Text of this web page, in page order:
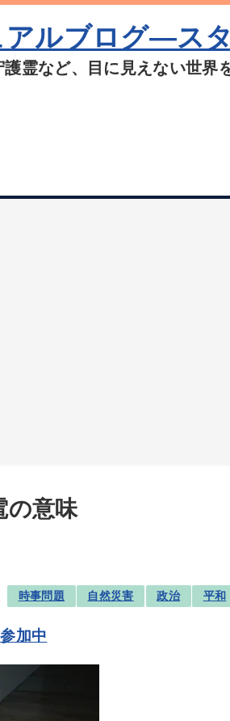
ルブログ―ス
霊など、目に見えない世界
の意味
時事問題 自然災害 政治 平和
加中